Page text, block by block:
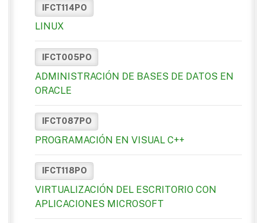
IFCT114PO
LINUX
IFCT005PO
ADMINISTRACIÓN DE BASES DE DATOS EN
ORACLE
IFCT087PO
PROGRAMACIÓN EN VISUAL C++
IFCT118PO
VIRTUALIZACIÓN DEL ESCRITORIO CON
APLICACIONES MICROSOFT